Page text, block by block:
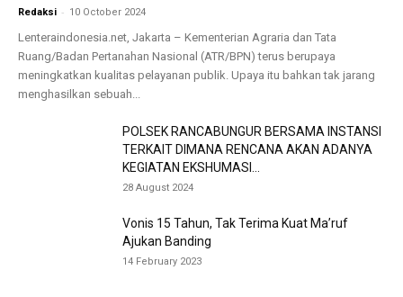
Redaksi - 10 October 2024
Lenteraindonesia.net, Jakarta – Kementerian Agraria dan Tata
Ruang/Badan Pertanahan Nasional (ATR/BPN) terus berupaya
meningkatkan kualitas pelayanan publik. Upaya itu bahkan tak jarang
menghasilkan sebuah...
POLSEK RANCABUNGUR BERSAMA INSTANSI
TERKAIT DIMANA RENCANA AKAN ADANYA
KEGIATAN EKSHUMASI...
28 August 2024
Vonis 15 Tahun, Tak Terima Kuat Ma’ruf
Ajukan Banding
14 February 2023